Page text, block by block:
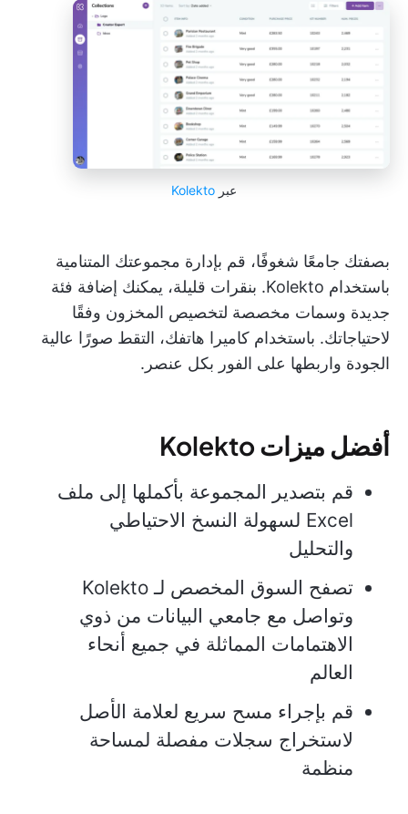
عبر Kolekto
بصفتك جامعًا شغوفًا، قم بإدارة مجموعتك المتنامية
باستخدام Kolekto. بنقرات قليلة، يمكنك إضافة فئة
جديدة وسمات مخصصة لتخصيص المخزون وفقًا
لاحتياجاتك. باستخدام كاميرا هاتفك، التقط صورًا عالية
الجودة واربطها على الفور بكل عنصر.
أفضل ميزات Kolekto
قم بتصدير المجموعة بأكملها إلى ملف
Excel لسهولة النسخ الاحتياطي
والتحليل
تصفح السوق المخصص لـ Kolekto
وتواصل مع جامعي البيانات من ذوي
الاهتمامات المماثلة في جميع أنحاء
العالم
قم بإجراء مسح سريع لعلامة الأصل
لاستخراج سجلات مفصلة لمساحة
منظمة